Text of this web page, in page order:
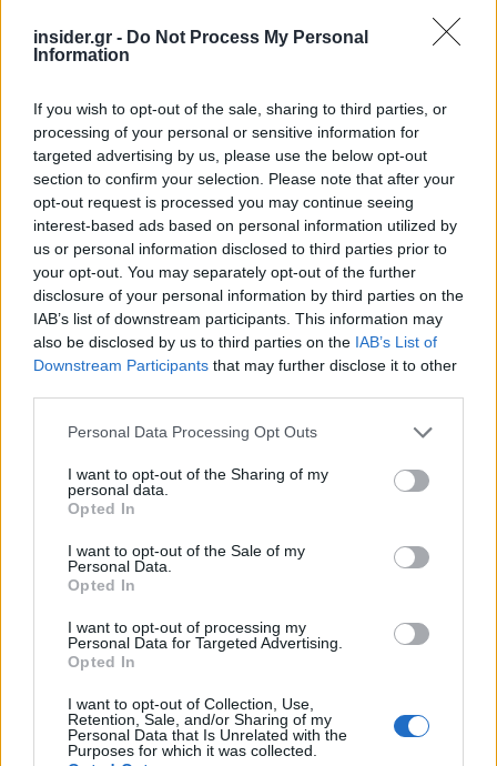
insider.gr - Do Not Process My Personal
Information
If you wish to opt-out of the sale, sharing to third parties, or
processing of your personal or sensitive information for
targeted advertising by us, please use the below opt-out
section to confirm your selection. Please note that after your
opt-out request is processed you may continue seeing
interest-based ads based on personal information utilized by
us or personal information disclosed to third parties prior to
your opt-out. You may separately opt-out of the further
disclosure of your personal information by third parties on the
IAB’s list of downstream participants. This information may
also be disclosed by us to third parties on the IAB’s List of
Downstream Participants that may further disclose it to other
Please note that this website/app uses one or more Google
not limited to your visit or usage behaviour. You may click to
grant or deny consent to Google and its third-party tags to
use your data for below specified purposes in below Google
consent section.
Personal Data Processing Opt Outs
I want to opt-out of the Sharing of my
personal data.
Opted In
I want to opt-out of the Sale of my
Personal Data.
Opted In
I want to opt-out of processing my
Personal Data for Targeted Advertising.
Opted In
I want to opt-out of Collection, Use,
Retention, Sale, and/or Sharing of my
Personal Data that Is Unrelated with the
Purposes for which it was collected.
Και ως γνωστόν, τα κοινωνικά προβλήματα δεν
λύνονται ούτε εύκολα, ούτε γρήγορα, ούτε μόνο
με χρήματα. Την ώρα λοιπόν που η αγορά ζητάει
υπάρχουν πολλοί που είναι διατεθειμένοι να της
την προσφέρουν! Κι όλα αυτά, με τις ζωονόσους